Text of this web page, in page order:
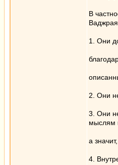
В
1. Они
2. Они
3. Они
мыслям
а
4.